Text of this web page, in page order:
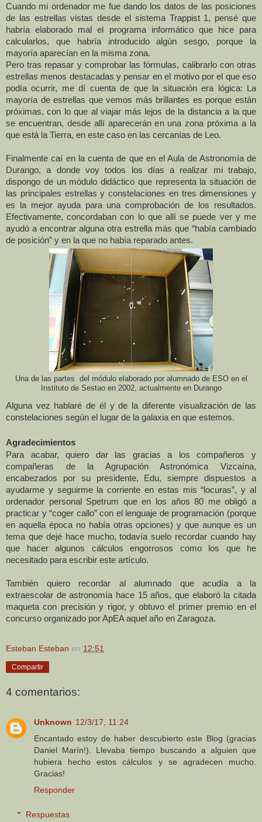
Cuando mi ordenador me fue dando los datos de las posiciones
de las estrellas vistas desde el sistema Trappist 1, pensé que
habría elaborado mal el programa informático que hice para
calcularlos, que habría introducido algún sesgo, porque la
mayoría aparecían en la misma zona.
Pero tras repasar y comprobar las fórmulas, calibrarlo con otras
estrellas menos destacadas y pensar en el motivo por el que eso
podía ocurrir, me dí cuenta de que la situación era lógica: La
mayoría de estrellas que vemos más brillantes es porque están
próximas, con lo que al viajar más lejos de la distancia a la que
se encuentran, desde allí aparecerán en una zona próxima a la
que está la Tierra, en este caso en las cercanías de Leo.
Finalmente caí en la cuenta de que en el Aula de Astronomía de
Durango, a donde voy todos los días a realizar mi trabajo,
dispongo de un módulo didáctico que representa la situación de
las principales estrellas y constelaciones en tres dimensiones y
es la mejor ayuda para una comprobación de los resultados.
Efectivamente, concordaban con lo que allí se puede ver y me
ayudó a encontrar alguna otra estrella más que “había cambiado
de posición” y en la que no había reparado antes.
Una de las partes del módulo elaborado por alumnado de ESO en el
Instituto de Sestao en 2002, actualmente en Durango
Alguna vez hablaré de él y de la diferente visualización de las
constelaciones según el lugar de la galaxia en que estemos.
Agradecimientos
Para acabar, quiero dar las gracias a los compañeros y
compañeras de
la AgrupaciónAstronómicaVizcaína,
encabezados por su presidente, Edu, siempre dispuestos a
ayudarme y seguirme la corriente en estas mis “locuras”, y al
ordenador personal Spetrum que en los años 80 me obligó a
practicar y “coger callo” con el lenguaje de programación (porque
en aquella época no había otras opciones) y que aunque es un
tema que dejé hace mucho, todavía suelo recordar cuando hay
que hacer algunos cálculos engorrosos como los que he
necesitado para escribir este artículo.
También quiero recordar al alumnado que acudía a la
extraescolar de astronomía hace 15 años, que elaboró la citada
maqueta con precisión y rigor, y obtuvo el primer premio en el
concurso organizado por ApEA aquel año en Zaragoza.
Esteban Esteban en 12:51
Compartir
4 comentarios:
Unknown 12/3/17, 11:24
Encantado estoy de haber descubierto este Blog (gracias
Daniel Marín!). Llevaba tiempo buscando a alguien que
hubiera hecho estos cálculos y se agradecen mucho.
Gracias!
Responder
Respuestas